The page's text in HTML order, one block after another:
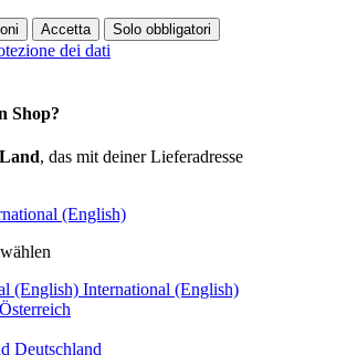
Accetta Solo obbligatori
dei dati
Shop?
, das mit deiner Lieferadresse
(English)
International (English)
Österreich
Deutschland